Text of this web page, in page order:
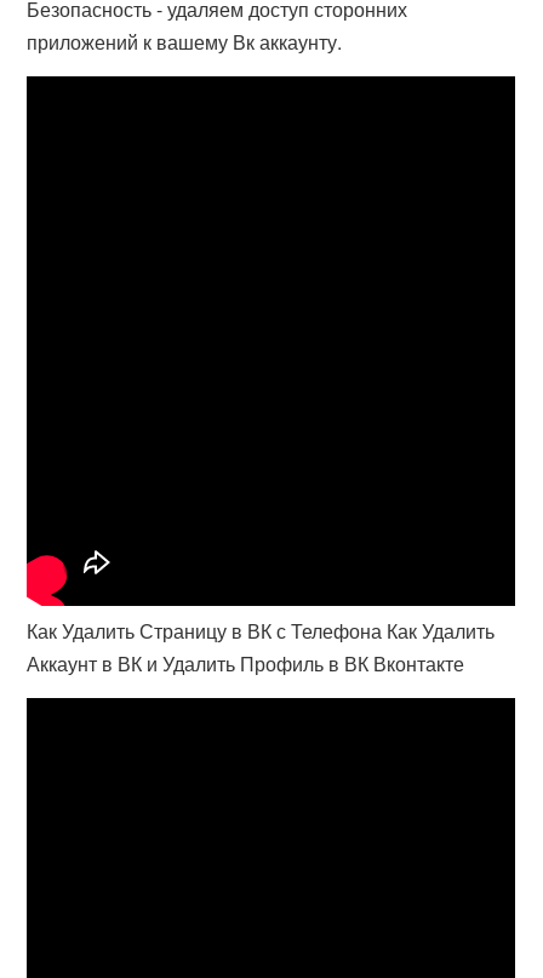
Безопасность - удаляем доступ сторонних
приложений к вашему Вк аккаунту.
Как Удалить Страницу в ВК с Телефона Как Удалить
Аккаунт в ВК и Удалить Профиль в ВК Вконтакте